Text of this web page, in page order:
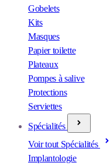
Gobelets
Kits
Masques
Papier toilette
Plateaux
Pompes à salive
Protections
Serviettes
Spécialités
Voir tout Spécialités
Implantologie